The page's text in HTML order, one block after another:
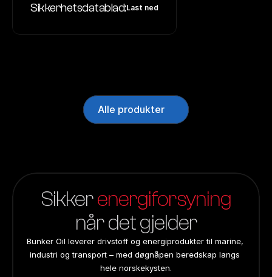
Sikkerhetsdatablad:Last ned
Alle produkter
Sikker energiforsyning
når det gjelder
Bunker Oil leverer drivstoff og energiprodukter til marine,
industri og transport – med døgnåpen beredskap langs
hele norskekysten.